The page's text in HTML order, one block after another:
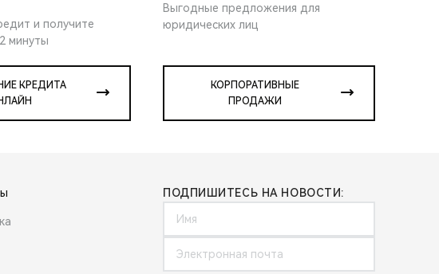
и получите
минуты
КРЕДИТА
Выгодные предложения для
юридических лиц
КОРПОРАТИВНЫЕ
ПРОДАЖИ
ПОДПИШИТЕСЬ НА НОВОСТИ: